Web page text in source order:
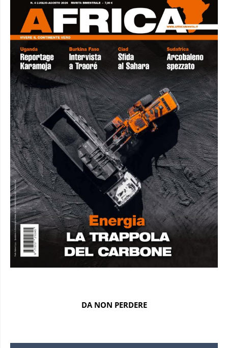
DA NON PERDERE